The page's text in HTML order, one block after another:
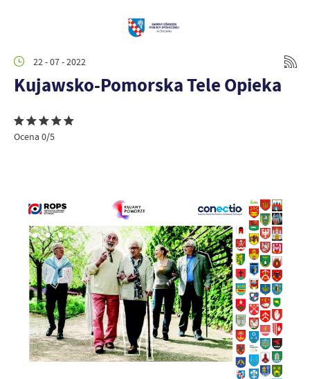
22 - 07 - 2022
Kujawsko-Pomorska Tele Opieka
Ocena 0/5